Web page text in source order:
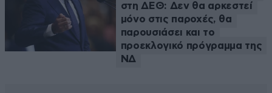
στη ΔΕΘ: Δεν θα αρκεστεί
μόνο στις παροχές, θα
παρουσιάσει και το
προεκλογικό πρόγραμμα της
ΝΔ